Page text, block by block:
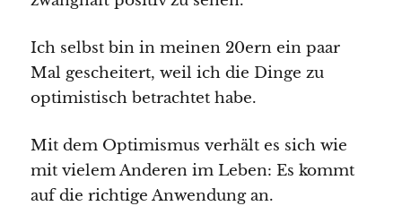
Ich selbst bin in meinen 20ern ein paar
Mal gescheitert, weil ich die Dinge zu
optimistisch betrachtet habe.
Mit dem Optimismus verhält es sich wie
mit vielem Anderen im Leben: Es kommt
auf die richtige Anwendung an.